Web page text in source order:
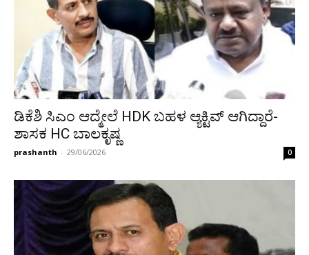
ಡಿಕೆಶಿ ಸಿಎಂ ಆದ್ಮೇಲೆ HDK ಬಹಳ ಆ್ಯಕ್ಟಿವ್ ಆಗಿದ್ದಾರೆ-
ಶಾಸಕ HC ಬಾಲಕೃಷ್ಣ
prashanth - 29/06/2026 0